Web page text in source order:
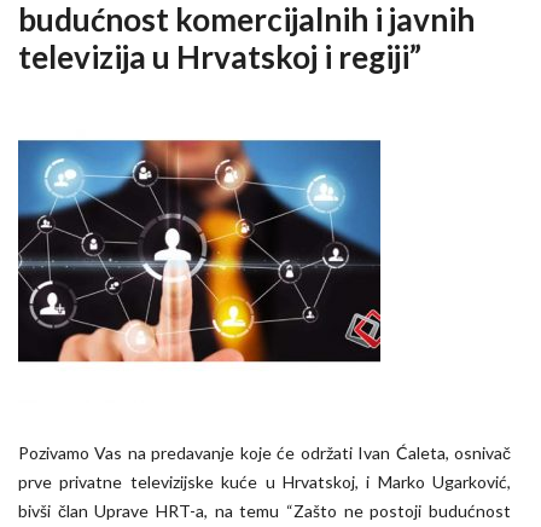
budućnost komercijalnih i javnih
televizija u Hrvatskoj i regiji”
Pozivamo Vas na predavanje koje će održati Ivan Ćaleta, osnivač
prve privatne televizijske kuće u Hrvatskoj, i Marko Ugarković,
bivši član Uprave HRT-a, na temu “Zašto ne postoji budućnost